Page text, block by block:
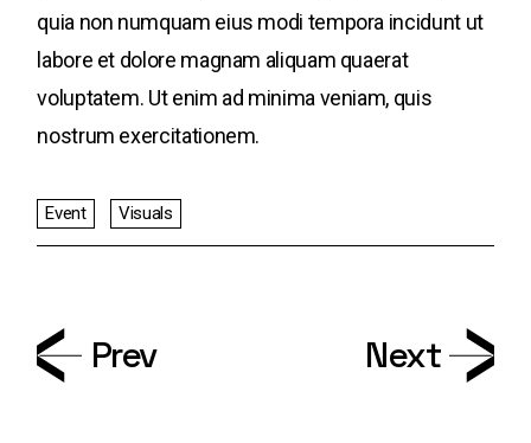
quia non numquam eius modi tempora incidunt ut
labore et dolore magnam aliquam quaerat
voluptatem. Ut enim ad minima veniam, quis
nostrum exercitationem.
Event Visuals
Prev Next